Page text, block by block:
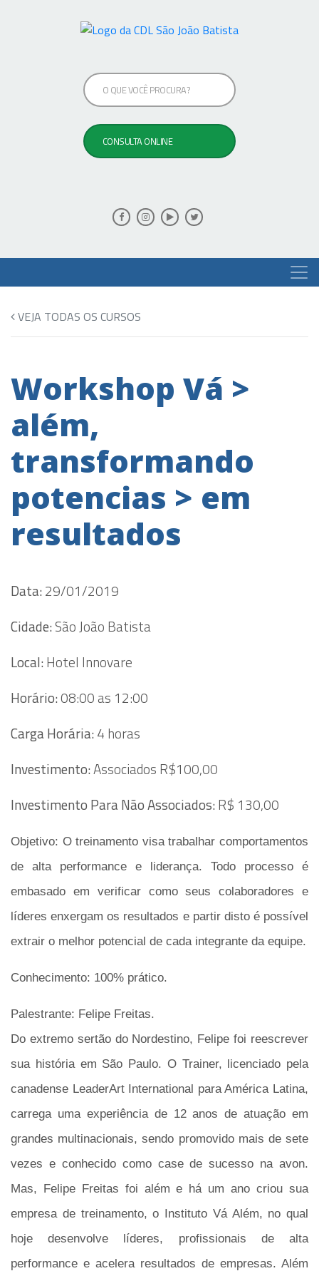
VEJA TODAS OS CURSOS
Workshop Vá >
além,
transformando
potencias > em
resultados
Data:29/01/2019
Cidade:São João Batista
Local:Hotel Innovare
Horário:08:00 as 12:00
Carga Horária:4 horas
Investimento:Associados R$100,00
Investimento Para Não Associados:R$ 130,00
Objetivo: O treinamento visa trabalhar comportamentos
de alta performance e liderança. Todo processo é
embasado em verificar como seus colaboradores e
líderes enxergam os resultados e partir disto é possível
extrair o melhor potencial de cada integrante da equipe.
Conhecimento: 100% prático.
Palestrante: Felipe Freitas.
Do extremo sertão do Nordestino, Felipe foi reescrever
sua história em São Paulo. O Trainer, licenciado pela
canadense LeaderArt International para América Latina,
carrega uma experiência de 12 anos de atuação em
grandes multinacionais, sendo promovido mais de sete
vezes e conhecido como case de sucesso na avon.
Mas, Felipe Freitas foi além e há um ano criou sua
empresa de treinamento, o Instituto Vá Além, no qual
hoje desenvolve líderes, profissionais de alta
performance e acelera resultados de empresas. Além